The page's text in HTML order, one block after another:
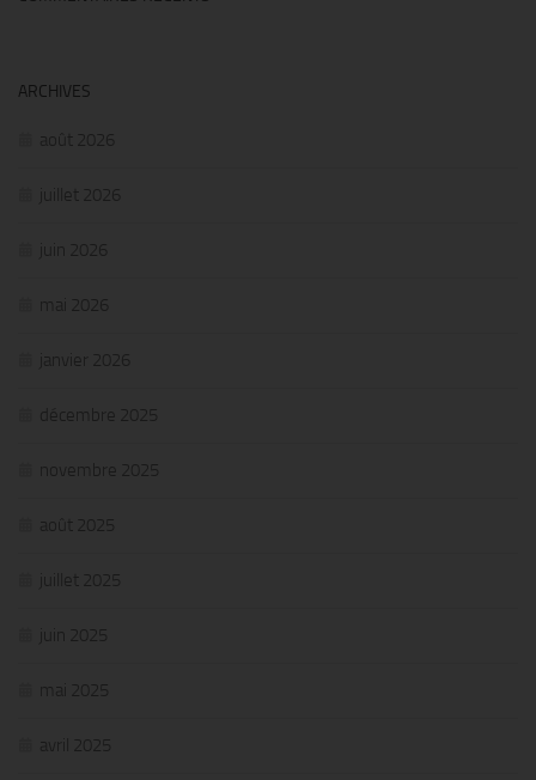
ARCHIVES
août 2026
juillet 2026
juin 2026
mai 2026
janvier 2026
décembre 2025
novembre 2025
août 2025
juillet 2025
juin 2025
mai 2025
avril 2025